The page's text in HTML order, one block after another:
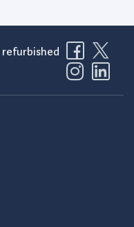
refurbished